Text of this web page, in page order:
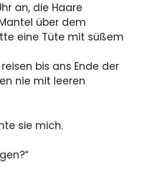
an, die Haare
über dem
eine Tüte mit süßem
bis ans Ende der
nie mit leeren
sie mich.